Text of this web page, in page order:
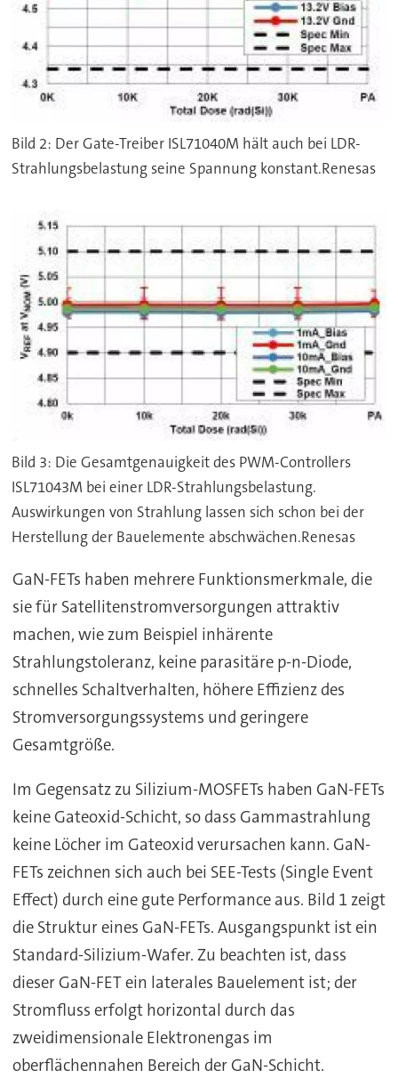
Bild 2: Der Gate-Treiber ISL71040M hält auch bei LDR-
Strahlungsbelastung seine Spannung konstant.Renesas
Bild 3: Die Gesamtgenauigkeit des PWM-Controllers
ISL71043M bei einer LDR-Strahlungsbelastung.
Auswirkungen von Strahlung lassen sich schon bei der
Herstellung der Bauelemente abschwächen.Renesas
GaN-FETs haben mehrere Funktionsmerkmale, die
sie für Satellitenstromversorgungen attraktiv
machen, wie zum Beispiel inhärente
Strahlungstoleranz, keine parasitäre p-n-Diode,
schnelles Schaltverhalten, höhere Effizienz des
Stromversorgungssystems und geringere
Gesamtgröße.
Im Gegensatz zu Silizium-MOSFETs haben GaN-FETs
keine Gateoxid-Schicht, so dass Gammastrahlung
keine Löcher im Gateoxid verursachen kann. GaN-
FETs zeichnen sich auch bei SEE-Tests (Single Event
Effect) durch eine gute Performance aus. Bild 1 zeigt
die Struktur eines GaN-FETs. Ausgangspunkt ist ein
Standard-Silizium-Wafer. Zu beachten ist, dass
dieser GaN-FET ein laterales Bauelement ist; der
Stromfluss erfolgt horizontal durch das
zweidimensionale Elektronengas im
oberflächennahen Bereich der GaN-Schicht.